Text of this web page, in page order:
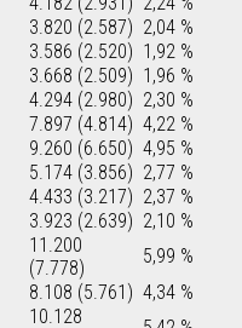
3.820 (2.587) 2,04 %
3.586 (2.520) 1,92 %
3.668 (2.509) 1,96 %
4.294 (2.980) 2,30 %
7.897 (4.814) 4,22 %
9.260 (6.650) 4,95 %
5.174 (3.856) 2,77 %
4.433 (3.217) 2,37 %
3.923 (2.639) 2,10 %
11.200
(7.778)
5,99 %
8.108 (5.761) 4,34 %
10.128